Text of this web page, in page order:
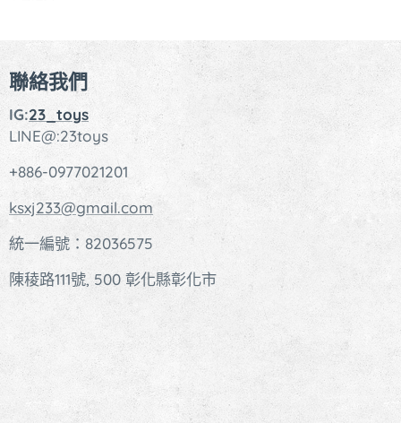
聯絡我們
IG:23_toys
LINE@:23toys
+886-0977021201
ksxj233@gmail.com
統一編號：82036575
陳稜路111號, 500 彰化縣彰化市